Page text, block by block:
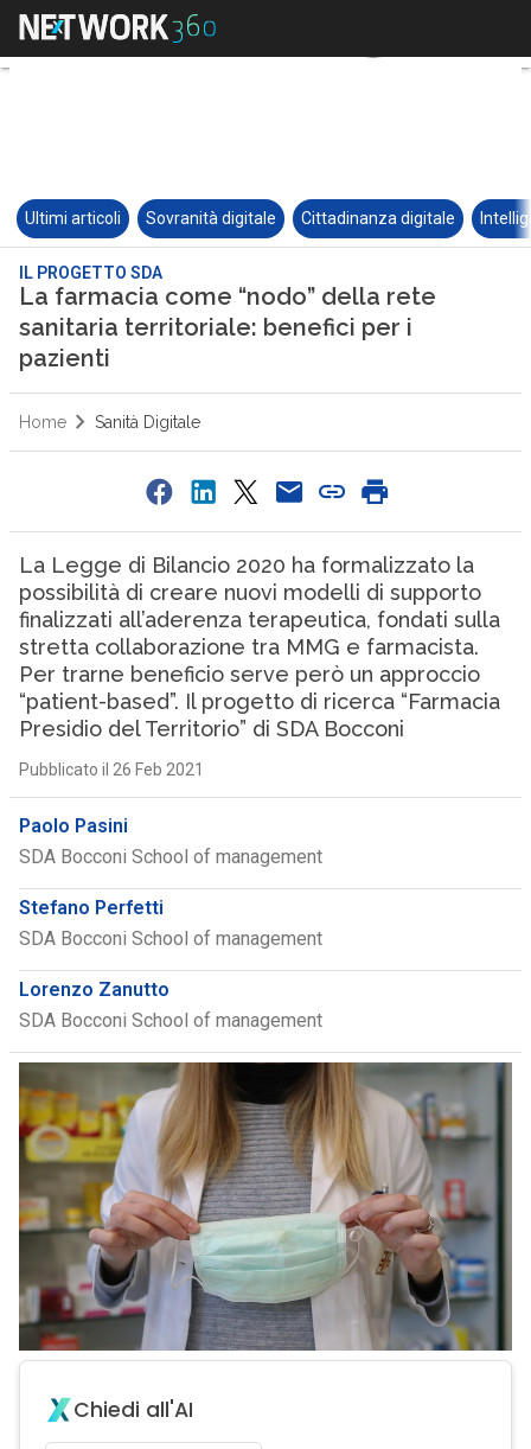
Ultimi articoli Sovranità digitale Cittadinanza digitale
IL PROGETTO SDA
La farmacia come “nodo” della rete
sanitaria territoriale: benefici per i
pazienti
Home Sanità Digitale
La Legge di Bilancio 2020 ha formalizzato la
possibilità di creare nuovi modelli di supporto
finalizzati all’aderenza terapeutica, fondati sulla
stretta collaborazione tra MMG e farmacista.
Per trarne beneficio serve però un approccio
“patient-based”. Il progetto di ricerca “Farmacia
Presidio del Territorio” di SDA Bocconi
Pubblicato il 26 Feb 2021
Paolo Pasini
SDA Bocconi School of management
Stefano Perfetti
SDA Bocconi School of management
Lorenzo Zanutto
SDA Bocconi School of management
Chiedi all'AI